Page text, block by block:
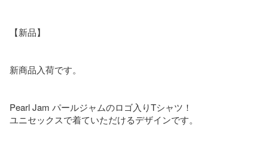
【新品】
新商品入荷です。
Pearl Jam パールジャムのロゴ入りTシャツ！
ユニセックスで着ていただけるデザインです。